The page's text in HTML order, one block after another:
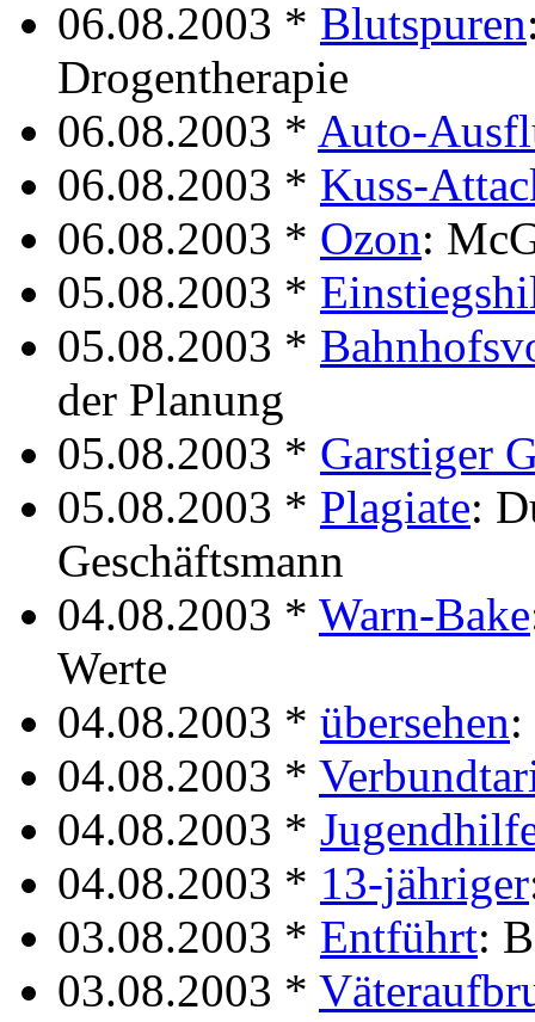
06.08.2003 * Blutspuren
Drogentherapie
06.08.2003 * Auto-
06.08.2003 * Kuss-
06.08.2003 * Ozon:
05.08.2003 *
05.08.2003 *
der Planung
05.08.2003 * Garstiger
05.08.2003 * Plagiate:
Geschäftsmann
04.08.2003 * Warn-Bake
Werte
04.08.2003 * übersehen:
04.08.2003 *
04.08.2003 *
04.08.2003 * 13-jähriger
03.08.2003 * Entführt:
03.08.2003 *